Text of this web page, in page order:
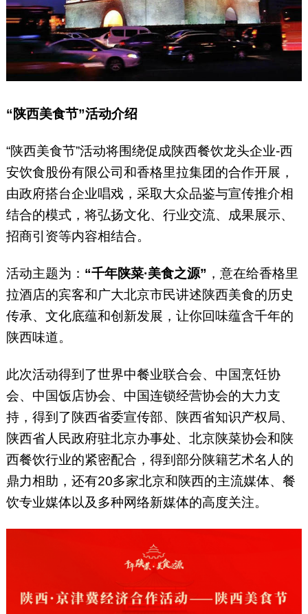
“陕西美食节”活动介绍
“陕西美食节”活动将围绕促成陕西餐饮龙头企业-西
安饮食股份有限公司和香格里拉集团的合作开展，
由政府搭台企业唱戏，采取大众品鉴与宣传推介相
结合的模式，将弘扬文化、行业交流、成果展示、
招商引资等内容相结合。
活动主题为： “千年陕菜·美食之源” ，意在给香格里
拉酒店的宾客和广大北京市民讲述陕西美食的历史
传承、文化底蕴和创新发展，让你回味蕴含千年的
陕西味道。
此次活动得到了世界中餐业联合会、中国烹饪协
会、中国饭店协会、中国连锁经营协会的大力支
持，得到了陕西省委宣传部、陕西省知识产权局、
陕西省人民政府驻北京办事处、北京陕菜协会和陕
西餐饮行业的紧密配合，得到部分陕籍艺术名人的
鼎力相助，还有20多家北京和陕西的主流媒体、餐
饮专业媒体以及多种网络新媒体的高度关注。